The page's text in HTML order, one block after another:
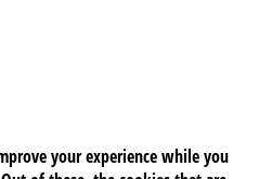
your experience while you